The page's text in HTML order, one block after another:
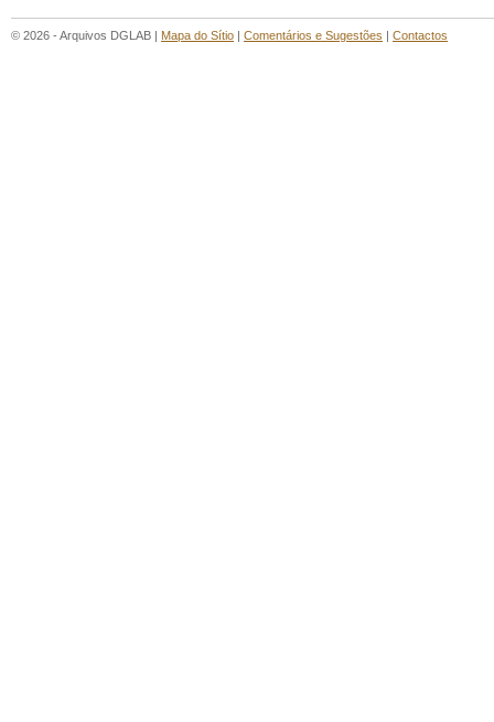
© 2026 - Arquivos DGLAB | Mapa do Sítio | Comentários e Sugestões | Contactos